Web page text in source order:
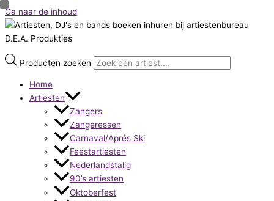
Ga naar de inhoud
Producten zoeken
Home
Artiesten
Zangers
Zangeressen
Carnaval/Aprés Ski
Feestartiesten
Nederlandstalig
90’s artiesten
Oktoberfest